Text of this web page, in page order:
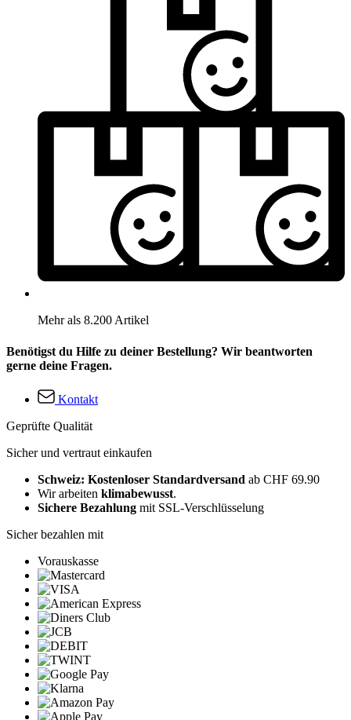
Mehr als 8.200 Artikel
Benötigst du Hilfe zu deiner Bestellung? Wir beantworten
gerne deine Fragen.
Kontakt
Geprüfte Qualität
Sicher und vertraut einkaufen
Schweiz: Kostenloser Standardversand ab CHF 69.90
Wir arbeiten klimabewusst.
Sichere Bezahlung mit SSL-Verschlüsselung
Sicher bezahlen mit
Vorauskasse